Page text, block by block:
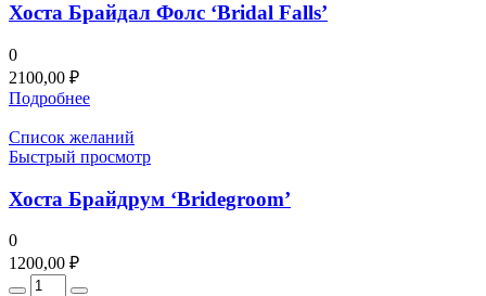
Хоста Брайдал Фолс ‘Bridal Falls’
0
2100,00 ₽
Подробнее
Список желаний
Быстрый просмотр
Хоста Брайдрум ‘Bridegroom’
0
1200,00 ₽
Количество